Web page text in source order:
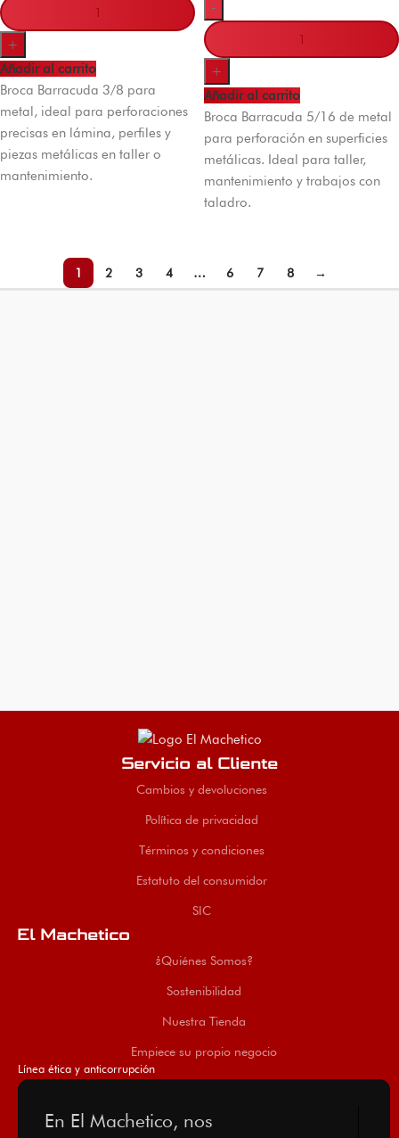
+
Añadir al carrito
Broca Barracuda 3/8 para
metal, ideal para perforaciones
precisas en lámina, perfiles y
piezas metálicas en taller o
mantenimiento.
-
+
Añadir al carrito
Broca Barracuda 5/16 de metal
para perforación en superficies
metálicas. Ideal para taller,
mantenimiento y trabajos con
taladro.
1 2 3 4 … 6 7 8 →
Servicio al Cliente
Cambios y devoluciones
Política de privacidad
Términos y condiciones
Estatuto del consumidor
SIC
El Machetico
¿Quiénes Somos?
Sostenibilidad
Nuestra Tienda
Empiece su propio negocio
Línea ética y anticorrupción
En El Machetico, nos